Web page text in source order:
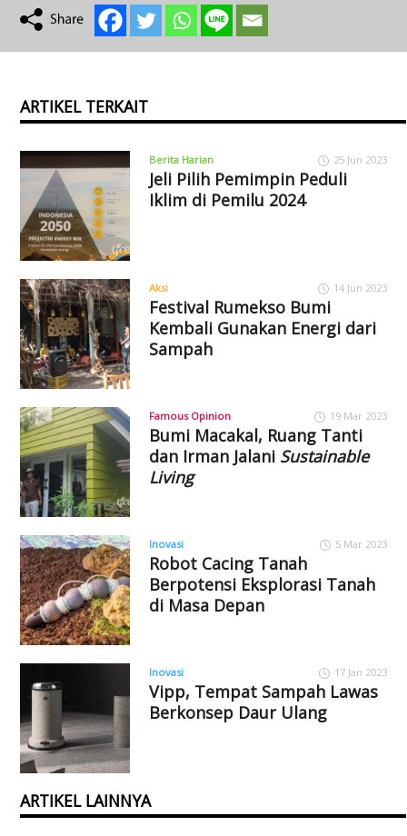
ARTIKEL TERKAIT
Berita Harian 25 Jun 2023
Jeli Pilih Pemimpin Peduli
Iklim di Pemilu 2024
Aksi 14 Jun 2023
Festival Rumekso Bumi
Kembali Gunakan Energi dari
Sampah
Famous Opinion 19 Mar 2023
Bumi Macakal, Ruang Tanti
dan Irman Jalani Sustainable
Living
Inovasi 5 Mar 2023
Robot Cacing Tanah
Berpotensi Eksplorasi Tanah
di Masa Depan
Inovasi 17 Jan 2023
Vipp, Tempat Sampah Lawas
Berkonsep Daur Ulang
ARTIKEL LAINNYA